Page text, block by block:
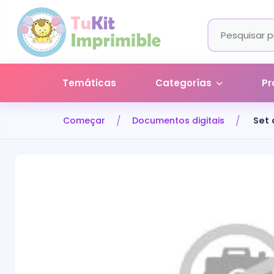
Temáticas Categorías
Começar Documentos digitais Set